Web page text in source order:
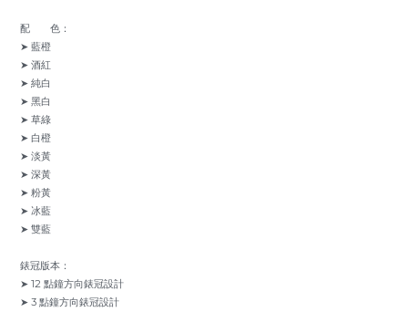
配 色：
➤ 藍橙
➤ 酒紅
➤ 純白
➤ 黑白
➤ 草綠
➤ 白橙
➤ 淡黃
➤ 深黃
➤ 粉黃
➤ 冰藍
➤ 雙藍
錶冠版本：
➤ 12 點鐘方向錶冠設計
➤ 3 點鐘方向錶冠設計